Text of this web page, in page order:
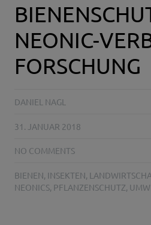
NEONIC-
FORSCHUNG
DANIEL NAGL
31. JANUAR 2018
NO COMMENTS
BIENEN, INSEKTEN,
NEONICS, PFLANZENSCHUTZ,